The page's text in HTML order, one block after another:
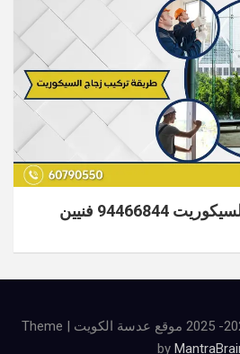
طريقة تركيب زجاج السيكوريت ​94466844 فنيين
جميع الحقوق محفوظة 2024- 2025 موقع عدسة الكويت | Theme
by